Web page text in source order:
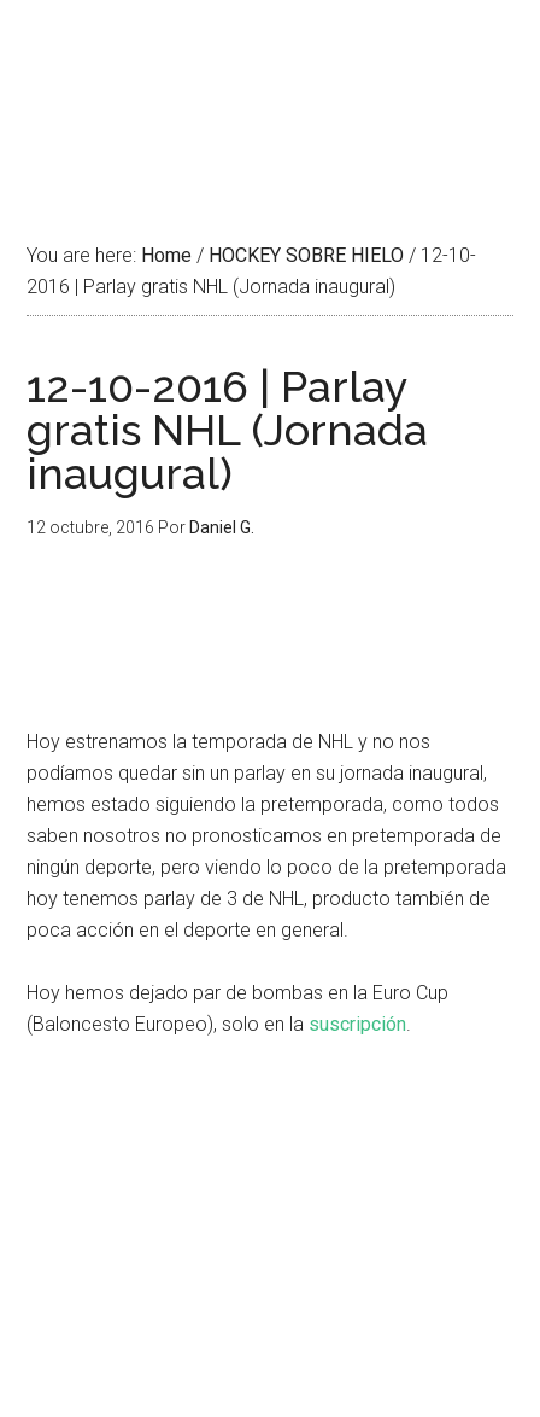
You are here: Home / HOCKEY SOBRE HIELO / 12-10-
2016 | Parlay gratis NHL (Jornada inaugural)
12-10-2016 | Parlay
gratis NHL (Jornada
inaugural)
12 octubre, 2016 Por Daniel G.
Hoy estrenamos la temporada de NHL y no nos
podíamos quedar sin un parlay en su jornada inaugural,
hemos estado siguiendo la pretemporada, como todos
saben nosotros no pronosticamos en pretemporada de
ningún deporte, pero viendo lo poco de la pretemporada
hoy tenemos parlay de 3 de NHL, producto también de
poca acción en el deporte en general.
Hoy hemos dejado par de bombas en la Euro Cup
(Baloncesto Europeo), solo en la suscripción.